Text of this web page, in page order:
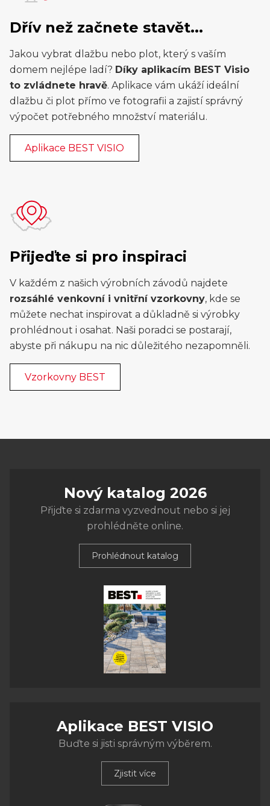
Dřív než začnete stavět...
Jakou vybrat dlažbu nebo plot, který s vaším
domem nejlépe ladí? Díky aplikacím BEST Visio
to zvládnete hravě. Aplikace vám ukáží ideální
dlažbu či plot přímo ve fotografii a zajistí správný
výpočet potřebného množství materiálu.
Aplikace BEST VISIO
Přijeďte si pro inspiraci
V každém z našich výrobních závodů najdete
rozsáhlé venkovní i vnitřní vzorkovny, kde se
můžete nechat inspirovat a důkladně si výrobky
prohlédnout i osahat. Naši poradci se postarají,
abyste při nákupu na nic důležitého nezapomněli.
Vzorkovny BEST
Nový katalog 2026
Přijďte si zdarma vyzvednout nebo si jej
prohlédněte online.
Prohlédnout katalog
Aplikace BEST VISIO
Buďte si jisti správným výběrem.
Zjistit více